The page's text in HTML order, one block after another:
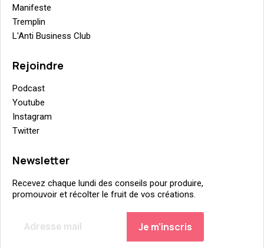
Manifeste
Tremplin
L'Anti Business Club
Rejoindre
Podcast
Youtube
Instagram
Twitter
Newsletter
Recevez chaque lundi des conseils pour produire,
promouvoir et récolter le fruit de vos créations.